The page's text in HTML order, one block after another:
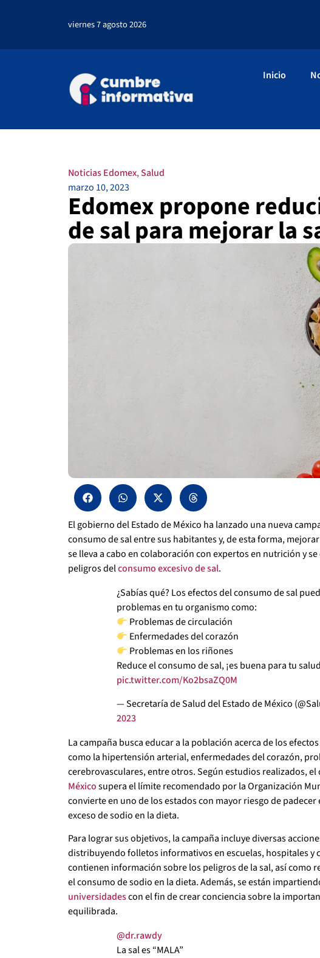
viernes 7 agosto 2026
Inicio
Noticias Edomex,Salud
marzo 10, 2023
Edomex propone
de sal para mejorar la
El gobierno del Estado de México ha lanzado una nueva
consumo de sal entre sus habitantes y, de esta forma,
se lleva a cabo en colaboración con expertos en nutrición y
peligros delconsumo excesivo de sal.
¿Sabías qué? Los efectos del consumo de sal
problemas en tu organismo como:
Problemas de circulación
Enfermedades del corazón
Problemas en los riñones
Reduce el consumo de sal, ¡es buena para tu
pic.twitter.com/Ko2bsaZQ0M
— Secretaría de Salud del Estado de México
2023
La campaña busca educar a la población acerca de los
como la hipertensión arterial, enfermedades del corazón,
cerebrovasculares, entre otros. Según estudios realizados, el
Méxicosupera el límite recomendado por la Organización
convierte en uno de los estados con mayor riesgo de
exceso de sodio en la dieta.
Para lograr sus objetivos, la campaña incluye diversas
distribuyendo folletos informativos en escuelas, hospitales y
contienen información sobre los peligros de la sal, así como
el consumo de sodio en la dieta. Además, se están
universidadescon el fin de crear conciencia sobre la
equilibrada.
@dr.rawdy
La sal es “MALA”